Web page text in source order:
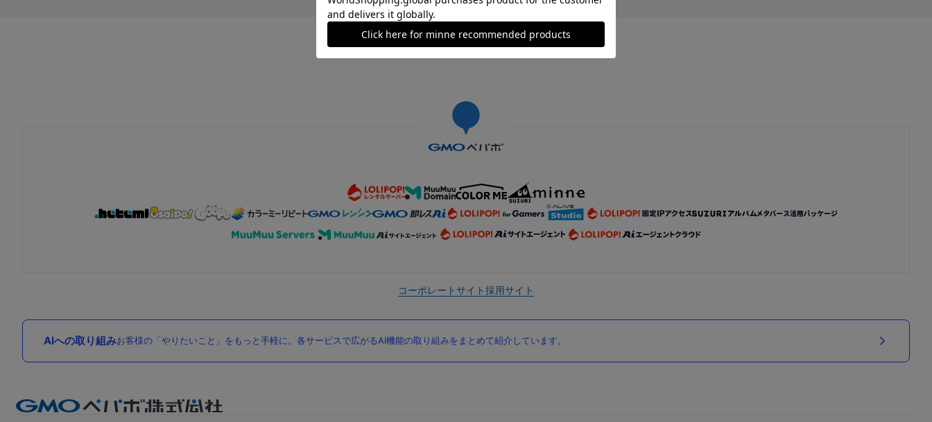
©GMO Pepabo, Inc. All rights reserved.
コーポレートサイト採用サイト
AIへの取り組みお客様の「やりたいこと」をもっと手軽に。各サービスで広がるAI機能の取り組みをまとめて紹介しています。